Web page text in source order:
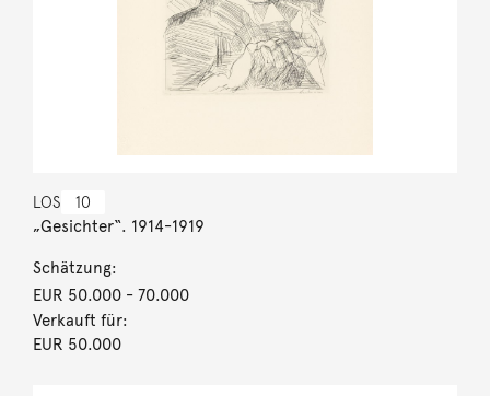
LOS 10
„Gesichter“. 1914-1919
Schätzung:
EUR 50.000- 70.000
Verkauft für:
EUR 50.000